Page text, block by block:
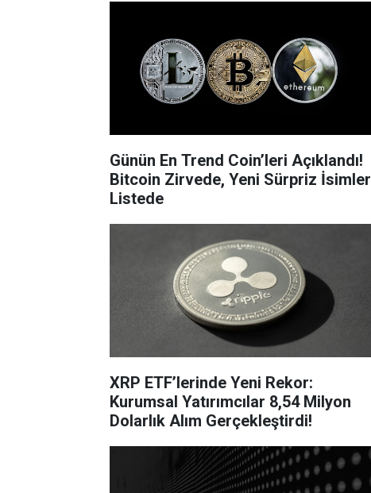
Günün En Trend Coin’leri Açıklandı!
Bitcoin Zirvede, Yeni Sürpriz İsimler
Listede
XRP ETF’lerinde Yeni Rekor:
Kurumsal Yatırımcılar 8,54 Milyon
Dolarlık Alım Gerçekleştirdi!